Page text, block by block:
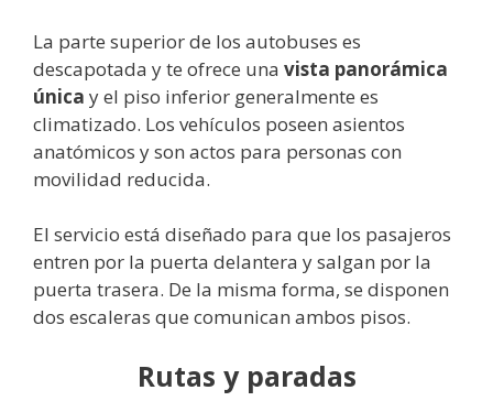
La parte superior de los autobuses es
descapotada y te ofrece una vista panorámica
única y el piso inferior generalmente es
climatizado. Los vehículos poseen asientos
anatómicos y son actos para personas con
movilidad reducida.
El servicio está diseñado para que los pasajeros
entren por la puerta delantera y salgan por la
puerta trasera. De la misma forma, se disponen
dos escaleras que comunican ambos pisos.
Rutas y paradas